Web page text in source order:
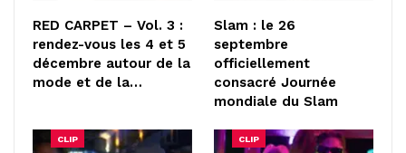
RED CARPET – Vol. 3 :
rendez-vous les 4 et 5
décembre autour de la
mode et de la…
Slam : le 26
septembre
officiellement
consacré Journée
mondiale du Slam
CLIP CLIP